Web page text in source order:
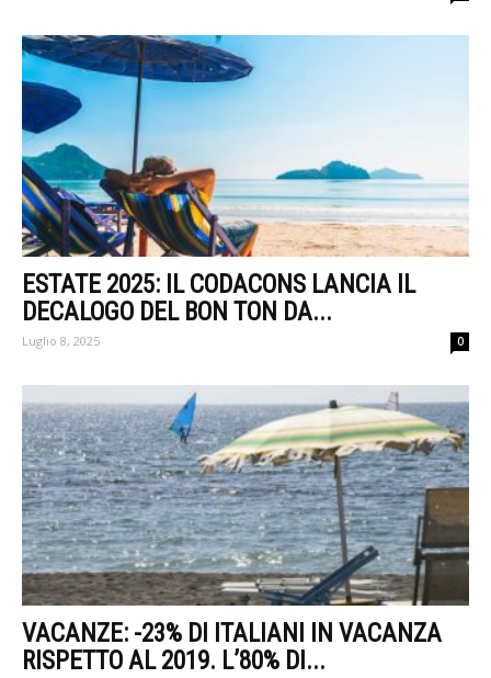
ESTATE 2025: IL CODACONS LANCIA IL
DECALOGO DEL BON TON DA...
Luglio 8, 2025 0
VACANZE: -23% DI ITALIANI IN VACANZA
RISPETTO AL 2019. L’80% DI...